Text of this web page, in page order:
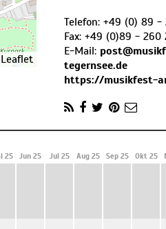
Leaflet
Telefon: +49 (0) 89 -
Fax: +49 (0)89 - 260
E-Mail:
tegernsee.de
https://musikfest-
25 Jun 25 Jul 25 Aug 25 Sep 25 Okt 25